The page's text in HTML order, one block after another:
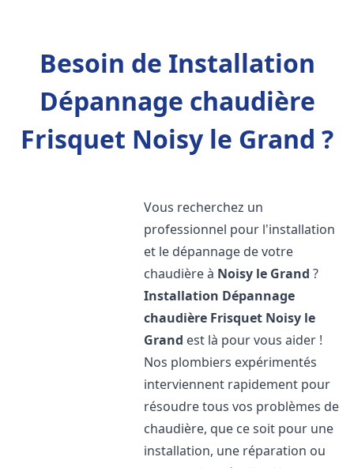
Besoin de Installation
Dépannage chaudière
Frisquet Noisy le Grand ?
Vous recherchez un
professionnel pour l'installation
et le dépannage de votre
chaudière à Noisy le Grand ?
Installation Dépannage
chaudière Frisquet Noisy le
Grand est là pour vous aider !
Nos plombiers expérimentés
interviennent rapidement pour
résoudre tous vos problèmes de
chaudière, que ce soit pour une
installation, une réparation ou